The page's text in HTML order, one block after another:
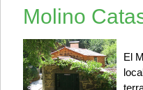
Molino
El